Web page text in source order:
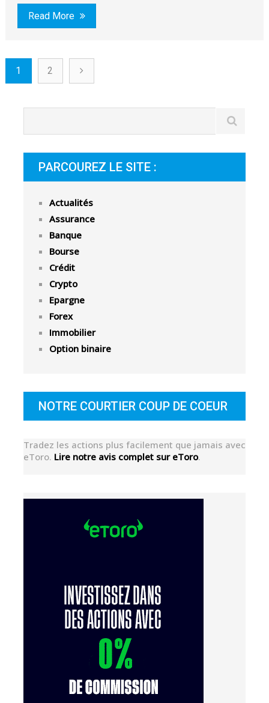
Read More
1 2
PARCOUREZ LE SITE :
Actualités
Assurance
Banque
Bourse
Crédit
Crypto
Epargne
Forex
Immobilier
Option binaire
NOTRE COURTIER COUP DE COEUR
Tradez les actions plus facilement que jamais avec
eToro. Lire notre avis complet sur eToro.